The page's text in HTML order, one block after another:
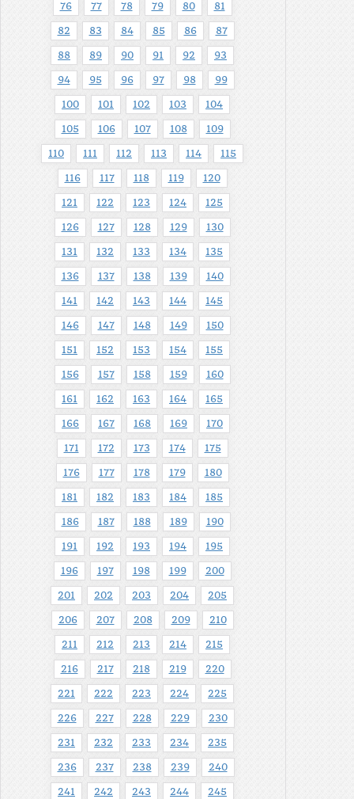
76 77 78 79 80 81
82 83 84 85 86 87
88 89 90 91 92 93
94 95 96 97 98 99
100 101 102 103 104
105 106 107 108 109
110 111 112 113 114 115
116 117 118 119 120
121 122 123 124 125
126 127 128 129 130
131 132 133 134 135
136 137 138 139 140
141 142 143 144 145
146 147 148 149 150
151 152 153 154 155
156 157 158 159 160
161 162 163 164 165
166 167 168 169 170
171 172 173 174 175
176 177 178 179 180
181 182 183 184 185
186 187 188 189 190
191 192 193 194 195
196 197 198 199 200
201 202 203 204 205
206 207 208 209 210
211 212 213 214 215
216 217 218 219 220
221 222 223 224 225
226 227 228 229 230
231 232 233 234 235
236 237 238 239 240
241 242 243 244 245